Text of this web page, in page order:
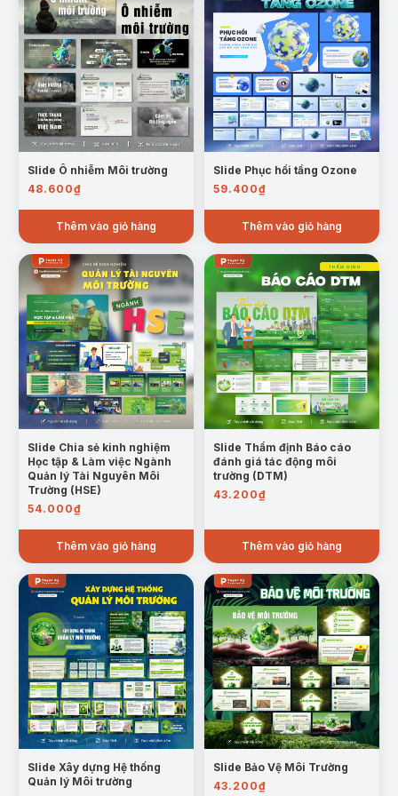
IV. Ảnh hưởng của ô nhiễm không khí:Tác
động đến sức khỏe, kinh tế, môi trường và
chất lượng cuộc sống.
thức cộng đồng, công nghệ xanh và giảm
Slide Ô nhiễm Môi trường
48.600₫
Thêm vào giỏ hàng
Slide Phục hồi tầng Ozone
59.400₫
Thêm vào giỏ hàng
Slide Chia sẻ kinh nghiệm
Học tập & Làm việc Ngành
Quản lý Tài Nguyên Môi
Trường (HSE)
54.000₫
Thêm vào giỏ hàng
Slide Thẩm định Báo cáo
đánh giá tác động môi
trường (DTM)
43.200₫
Thêm vào giỏ hàng
Slide Xây dựng Hệ thống
Quản lý Môi trường
Slide Bảo Vệ Môi Trường
43.200₫